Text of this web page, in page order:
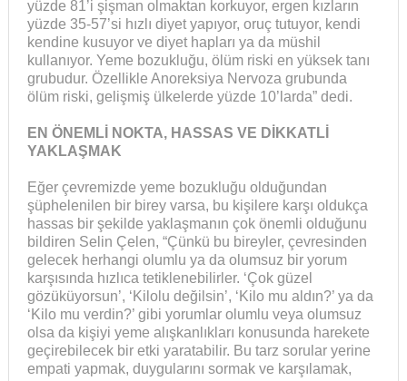
yüzde 81’i şişman olmaktan korkuyor, ergen kızların
yüzde 35-57’si hızlı diyet yapıyor, oruç tutuyor, kendi
kendine kusuyor ve diyet hapları ya da müshil
kullanıyor. Yeme bozukluğu, ölüm riski en yüksek tanı
grubudur. Özellikle Anoreksiya Nervoza grubunda
ölüm riski, gelişmiş ülkelerde yüzde 10’larda” dedi.
EN ÖNEMLİ NOKTA, HASSAS VE DİKKATLİ
YAKLAŞMAK
Eğer çevremizde yeme bozukluğu olduğundan
şüphelenilen bir birey varsa, bu kişilere karşı oldukça
hassas bir şekilde yaklaşmanın çok önemli olduğunu
bildiren Selin Çelen, “Çünkü bu bireyler, çevresinden
gelecek herhangi olumlu ya da olumsuz bir yorum
karşısında hızlıca tetiklenebilirler. ‘Çok güzel
gözüküyorsun’, ‘Kilolu değilsin’, ‘Kilo mu aldın?’ ya da
‘Kilo mu verdin?’ gibi yorumlar olumlu veya olumsuz
olsa da kişiyi yeme alışkanlıkları konusunda harekete
geçirebilecek bir etki yaratabilir. Bu tarz sorular yerine
empati yapmak, duygularını sormak ve karşılamak,